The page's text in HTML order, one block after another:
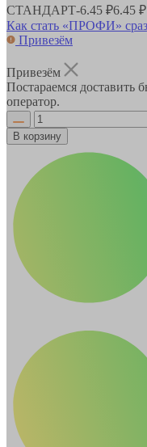
СТАНДАРТ-6.45 ₽6.45 ₽
Как стать «ПРОФИ»
Привезём
Привезём
Постараемся доставить
оператор.
В корзину